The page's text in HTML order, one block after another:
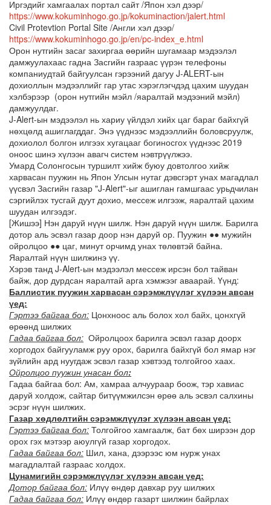
Иргэдийг хамгаалах портал сайт /Япон хэл дээр/
https://www.kokuminhogo.go.jp/kokuminaction/jalert.html
Civil Protevtion Portal Site /Англи хэл дээр/
https://www.kokuminhogo.go.jp/en/pc-index_e.html
Орон нутгийн засаг захиргаа өөрийн шугамаар мэдээлэл
дамжуулахаас гадна Засгийн газраас үүрэн телефоны
компаниудтай байгуулсан гэрээний дагуу J-ALERT-ын
дохиоллын мэдээллийг гар утас хэрэглэгчдэд цахим шуудан
хэлбэрээр (орон нутгийн мэйл /яаралтай мэдээний мэйл)
дамжуулдаг.
J-Alert-ын мэдээлэл нь хариу үйлдэл хийх цаг бараг байхгүй
нөхцөлд ашиглагддаг. Энэ үүднээс мэдээллийн боловсруулж,
дохиолол болгон илгээх хугацааг богиносгох үүднээс 2019
оноос шинэ хүлээн авагч систем нэвтрүүлжээ.
Умард Солонгосын туршилт хийж буюу довтолгоо хийж
харвасан пуужин нь Япон Улсын нутаг дэвсгэрт унах магадлал
үүсвэл Засгийн газар "J-Alert"-ыг ашиглан гамшгаас урьдчилан
сэргийлэх тусгай дуут дохио, мессеж илгээж, яаралтай цахим
шуудан илгээдэг.
[Жишээ] Нэн даруй нүүн шилж. Нэн даруй нүүн шилж. Барилга
дотор аль эсвэл газар доор нэн даруй ор. Пуужин ●● мужийн
ойролцоо ●● цаг, минут орчимд унах төлөвтэй байна.
Яаралтай нүүн шилжинэ үү.
Хэрэв танд J-Alert-ын мэдээлэл мессеж ирсэн бол тайван
байж, дор дурдсан яаралтай арга хэмжээг аваарай. Үүнд:
Баллистик пуужин харвасан сэрэмжлүүлэг хүлээн авсан
үед:
Гэртээ байгаа бол: Цонхноос аль болох хол байх, цонхгүй
өрөөнд шилжих
Гадаа байгаа бол: Ойролцоох барилга эсвэл газар доорх
хоргодох байгууламж руу орох, барилга байхгүй бол ямар нэг
зүйлийн ард нуугдаж эсвэл газар хэвтээд толгойгоо хаах.
Ойролцоо пуужин унасан бол:
Гадаа байгаа бол: Ам, хамраа алчуураар боож, тэр хавиас
даруй холдож, сайтар битүүмжилсэн өрөө аль эсвэл салхины
эсрэг нүүн шилжих.
Газар хөдлөлтийн сэрэмжлүүлэг хүлээн авсан үед:
Гэртээ байгаа бол: Толгойгоо хамгаалж, бат бөх ширээн дор
орох гэх мэтээр аюулгүй газар хоргодох.
Гадаа байгаа бол: Шил, хана, дээрээс юм нурж унах
магадлалтай газраас холдох.
Цунамигийн сэрэмжлүүлэг хүлээн авсан үед:
Дотор байгаа бол: Илүү өндөр давхар руу шилжих
Гадаа байгаа бол: Илүү өндөр газарт шилжин байрлах